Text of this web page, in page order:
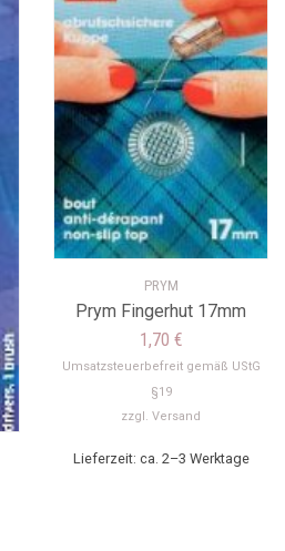
PRYM
Prym Fingerhut 17mm
1,70 €
Umsatzsteuerbefreit gemäß UStG
§19
zzgl. Versand
Lieferzeit: ca. 2–3 Werktage